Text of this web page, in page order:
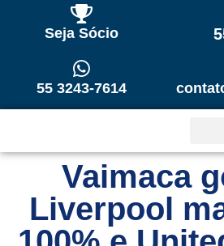
Seja Sócio
55 3243-7614
Vaimaca
Liverpool